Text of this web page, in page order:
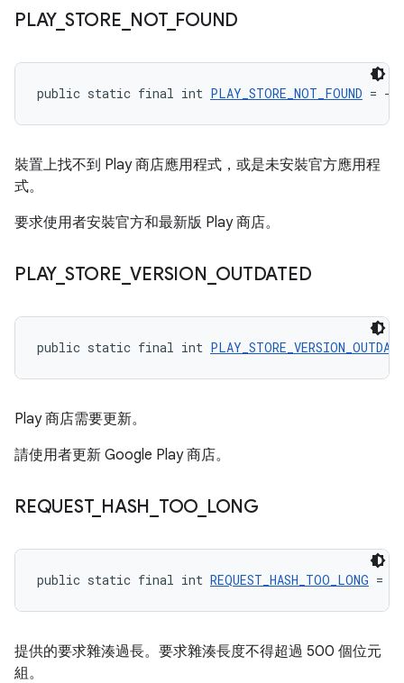
PLAY_ STORE NOT_ FOUND
public static final int PLAY_STORE_NOT_FOUND = -2
裝置上找不到 Play 商店應用程式，或是未安裝官方應用程
式。
要求使用者安裝官方和最新版 Play 商店。
PLAY_ STORE _VERSION OUTDATED
public static final int
Play 商店需要更新。
請使用者更新 Google Play 商店。
REQUEST_ HASH TOO LONG
public static final int REQUEST_HASH_TOO_LONG = -
提供的要求雜湊過長。要求雜湊長度不得超過 500 個位元
組。